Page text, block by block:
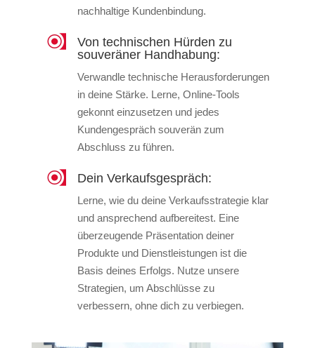
nachhaltige Kundenbindung.
Von technischen Hürden zu
souveräner Handhabung:
Verwandle technische Herausforderungen
in deine Stärke. Lerne, Online-Tools
gekonnt einzusetzen und jedes
Kundengespräch souverän zum
Abschluss zu führen.
Dein Verkaufsgespräch:
Lerne, wie du deine Verkaufsstrategie klar
und ansprechend aufbereitest. Eine
überzeugende Präsentation deiner
Produkte und Dienstleistungen ist die
Basis deines Erfolgs. Nutze unsere
Strategien, um Abschlüsse zu
verbessern, ohne dich zu verbiegen.